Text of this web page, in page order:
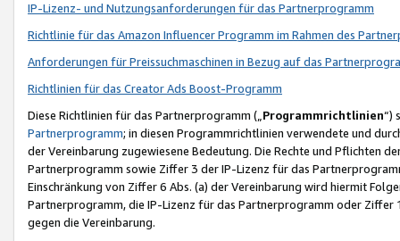
IP-Lizenz- und Nutzungsanforderungen für das Partnerprogramm
Richtlinie für das Amazon Influencer Programm im Rahmen des
Anforderungen für Preissuchmaschinen in Bezug auf das
Richtlinien für das Creator Ads Boost-Programm
Diese Richtlinien für das Partnerprogramm („Programmrichtlinien“)
Partnerprogramm; in diesen Programmrichtlinien verwendete und
der Vereinbarung zugewiesene Bedeutung. Die Rechte und Pflichten
Partnerprogramm sowie Ziffer 3 der IP-Lizenz für das
Einschränkung von Ziffer 6 Abs. (a) der Vereinbarung wird hiermit
Partnerprogramm, die IP-Lizenz für das Partnerprogramm oder
gegen die Vereinbarung.